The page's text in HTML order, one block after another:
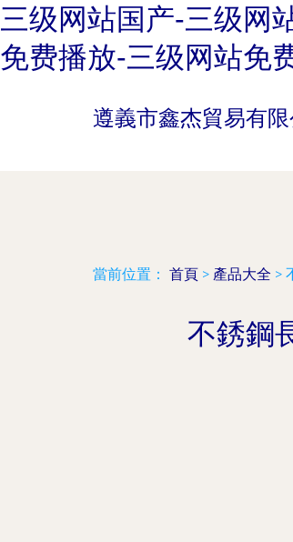
三级网站国产-三级网
免费播放-三级网站免
遵義市鑫杰貿易有限
當前位置： 首頁 > 產品大全 >
不銹鋼